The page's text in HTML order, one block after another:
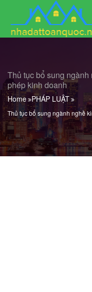
Thủ tục bổ sung
phép kinh doanh
Home PHÁP LUẬT
Thủ tục bổ sung ngành nghề